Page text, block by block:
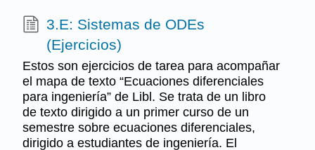
3.E: Sistemas de ODEs
(Ejercicios)
Estos son ejercicios de tarea para acompañar
el mapa de texto “Ecuaciones diferenciales
para ingeniería” de Libl. Se trata de un libro
de texto dirigido a un primer curso de un
semestre sobre ecuaciones diferenciales,
dirigido a estudiantes de ingeniería. El